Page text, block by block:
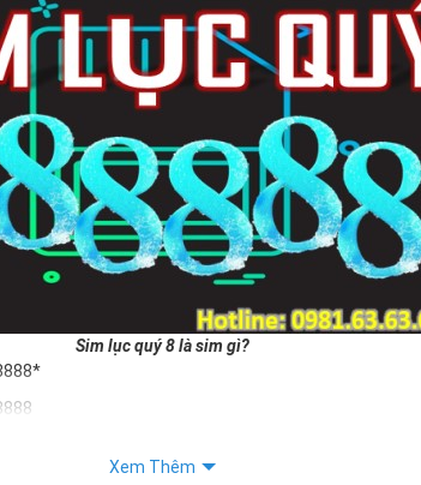
Sim lục quý 8 là sim gì?
8 mang lại cho người dùng là vô tận. Sim giúp cho
Xem Thêm